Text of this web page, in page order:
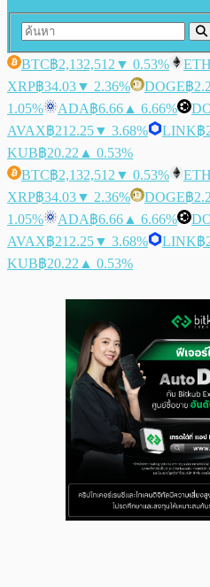
BTC฿2,132,512 ▼ 0.53% ETH
XRP฿34.03▼ 2.36% DOGE฿
1.05%
ADA฿6.66 ▲ 6.66%
AVAX฿212.25▼ 3.68% LINK฿
KUB฿20.22 ▲ 0.53%
BTC฿2,132,512 ▼ 0.53% ETH
XRP฿34.03▼ 2.36% DOGE฿
1.05%
ADA฿6.66 ▲ 6.66%
AVAX฿212.25▼ 3.68% LINK฿
KUB฿20.22 ▲ 0.53%